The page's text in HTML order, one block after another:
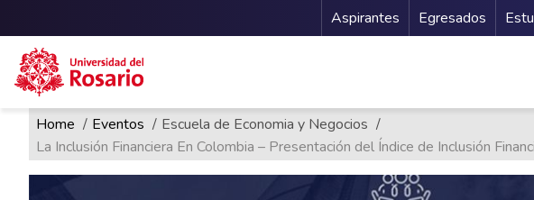
Pasar al contenido principal
Menu
Aspirantes Egresados
Ruta de navegación
Home Eventos
Escuela de Economia y Negocios
La Inclusión Financiera En Colombia – Presentación del Índice de Inclusión